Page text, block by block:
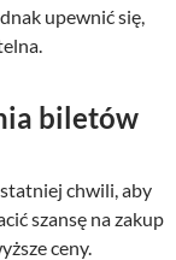
upewnić się,
biletów
chwili, aby
szansę na zakup
ceny.